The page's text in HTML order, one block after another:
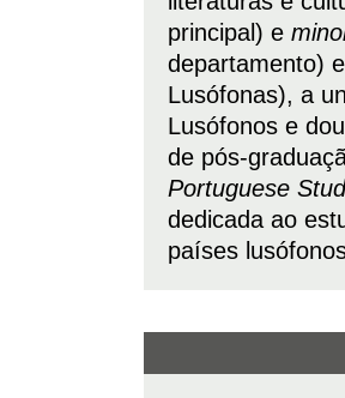
principal) e
departamento)
Lusófonas), a
Lusófonos e
de pós-
Portuguese
dedicada ao
países